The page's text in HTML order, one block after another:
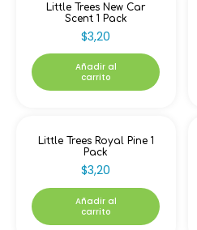
Little Trees New Car
Scent 1 Pack
$3,20
Añadir al
carrito
Little Trees Royal Pine 1
Pack
$3,20
Añadir al
carrito